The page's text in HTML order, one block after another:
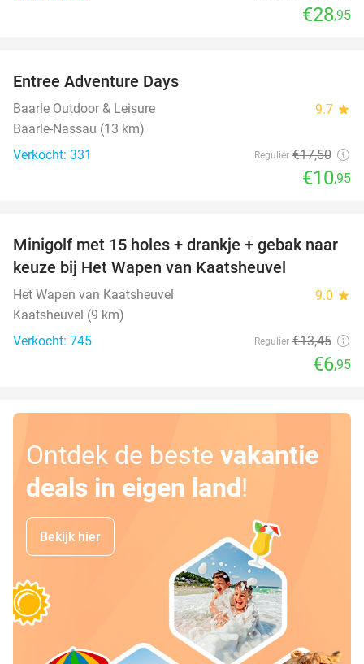
€28,95
Entree Adventure Days
Baarle Outdoor & Leisure 9.7 star
Baarle-Nassau (13 km)
Verkocht: 331
Regulier €17,50
€10,95
48%
Minigolf met 15 holes + drankje + gebak naar
keuze bij Het Wapen van Kaatsheuvel
Het Wapen van Kaatsheuvel 9.0 star
Kaatsheuvel (9 km)
Verkocht: 745
Regulier €13,45
€6,95
Ontdek de beste vakantie
deals in eigen land!
Bekijk hier